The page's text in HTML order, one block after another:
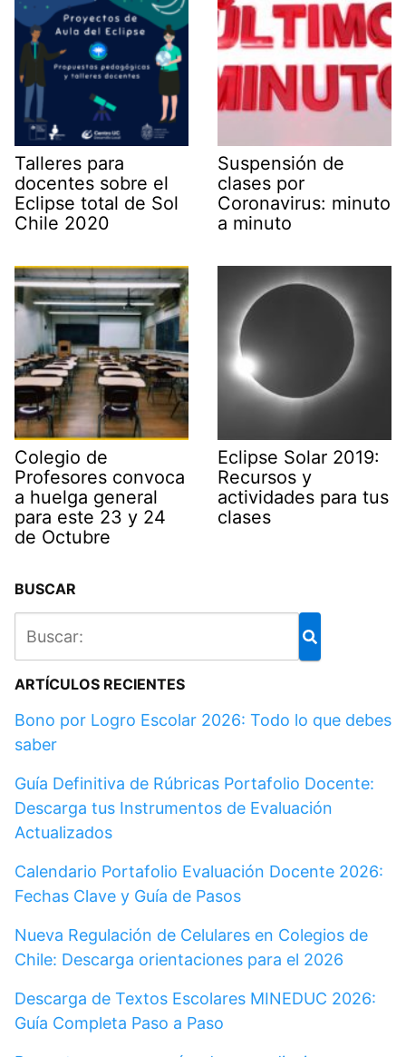
Talleres para
docentes sobre el
Eclipse total de Sol
Chile 2020
Suspensión de
clases por
Coronavirus: minuto
a minuto
Colegio de
Profesores convoca
a huelga general
para este 23 y 24
de Octubre
Eclipse Solar 2019:
Recursos y
actividades para tus
clases
BUSCAR
ARTÍCULOS RECIENTES
Bono por Logro Escolar 2026: Todo lo que debes
saber
Guía Definitiva de Rúbricas Portafolio Docente:
Descarga tus Instrumentos de Evaluación
Actualizados
Calendario Portafolio Evaluación Docente 2026:
Fechas Clave y Guía de Pasos
Nueva Regulación de Celulares en Colegios de
Chile: Descarga orientaciones para el 2026
Descarga de Textos Escolares MINEDUC 2026:
Guía Completa Paso a Paso